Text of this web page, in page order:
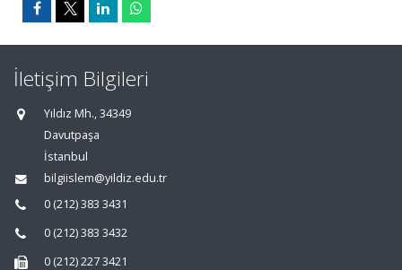
İletişim Bilgileri
Yıldız Mh., 34349
Davutpaşa
İstanbul
bilgiislem@yildiz.edu.tr
0 (212) 383 3431
0 (212) 383 3432
0 (212) 227 3421